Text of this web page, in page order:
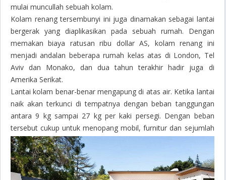
mulai muncullah sebuah kolam.
Kolam renang tersembunyi ini juga dinamakan sebagai lantai
bergerak yang diaplikasikan pada sebuah rumah. Dengan
memakan biaya ratusan ribu dollar AS, kolam renang ini
menjadi andalan beberapa rumah kelas atas di London, Tel
Aviv dan Monako, dan dua tahun terakhir hadir juga di
Amerika Serikat.
Lantai kolam benar-benar mengapung di atas air. Ketika lantai
naik akan terkunci di tempatnya dengan beban tanggungan
antara 9 kg sampai 27 kg per kaki persegi. Dengan beban
tersebut cukup untuk menopang mobil, furnitur dan sejumlah
tamu pesta.